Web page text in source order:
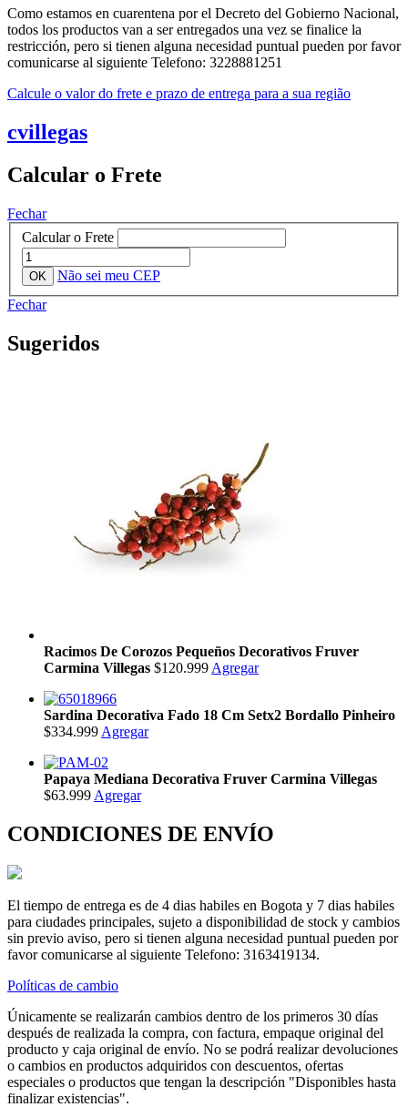
Como estamos en cuarentena por el Decreto del Gobierno Nacional,
todos los productos van a ser entregados una vez se finalice la
restricción, pero si tienen alguna necesidad puntual pueden por favor
comunicarse al siguiente Telefono: 3228881251
Calcule o valor do frete e prazo de entrega para a sua região
cvillegas
Calcular o Frete
Fechar
Calcular o Frete
Não sei meu CEP
Fechar
Sugeridos
Racimos De Corozos Pequeños Decorativos Fruver
Carmina Villegas $120.999 Agregar
Sardina Decorativa Fado 18 Cm Setx2 Bordallo Pinheiro
$334.999 Agregar
Papaya Mediana Decorativa Fruver Carmina Villegas
$63.999 Agregar
CONDICIONES DE ENVÍO
El tiempo de entrega es de 4 dias habiles en Bogota y 7 dias habiles
para ciudades principales, sujeto a disponibilidad de stock y cambios
sin previo aviso, pero si tienen alguna necesidad puntual pueden por
favor comunicarse al siguiente Telefono: 3163419134.
Políticas de cambio
Únicamente se realizarán cambios dentro de los primeros 30 días
después de realizada la compra, con factura, empaque original del
producto y caja original de envío. No se podrá realizar devoluciones
o cambios en productos adquiridos con descuentos, ofertas
especiales o productos que tengan la descripción "Disponibles hasta
finalizar existencias".